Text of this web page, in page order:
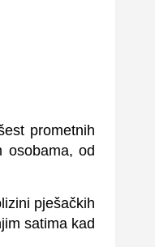
prometnih
od
pješačkih
satima kad